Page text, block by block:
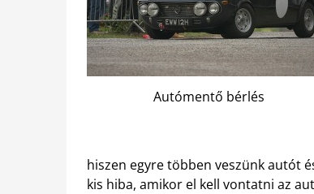
Autómentő bérlés
hiszen egyre többen veszünk autót
kis hiba, amikor el kell vontatni az